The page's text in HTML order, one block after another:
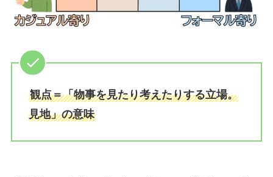
観点＝「物事を見たり考えたりする立場。
見地」の意味